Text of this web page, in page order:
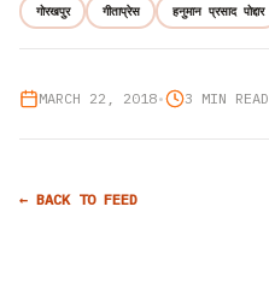
गोरखपुर गीताप्रेस हनुमान प्रसाद पोद्दार
MARCH 22, 2018• 3 MIN READ
← BACK TO FEED